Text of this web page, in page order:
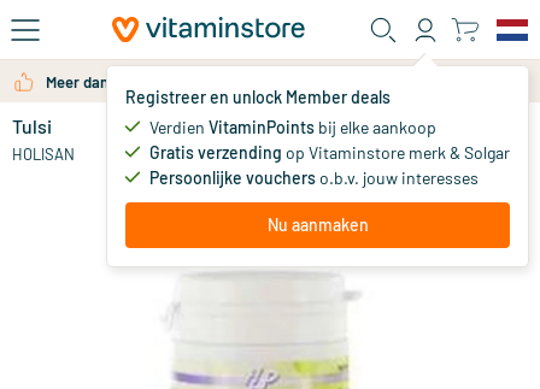
Ga naar de hoofdinhoud
Registreer en unlock Member deals
Verdien VitaminPoints bij elke aankoop
Gratis verzending op Vitaminstore merk & Solgar
Persoonlijke voucherso.b.v. jouw interesses
Nu aanmaken
Meer dan 325.000 tevreden klanten per jaar
Tulsi
HOLISAN 15.